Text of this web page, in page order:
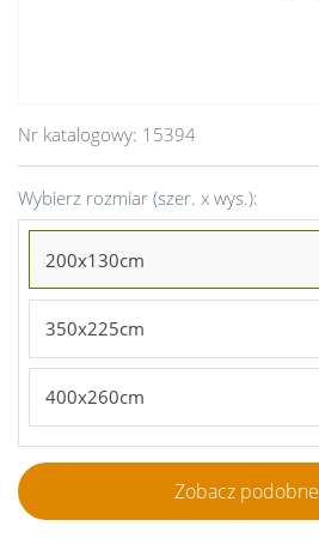
Nr katalogowy: 15394
Wybierz rozmiar (szer. x wys.):
200x130cm
350x225cm
400x260cm
Zobacz podobne